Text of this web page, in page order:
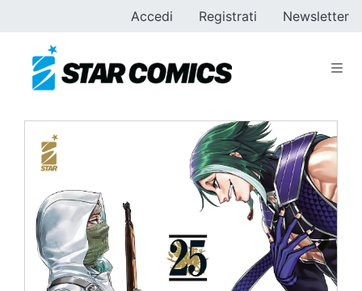
Accedi Registrati Newsletter